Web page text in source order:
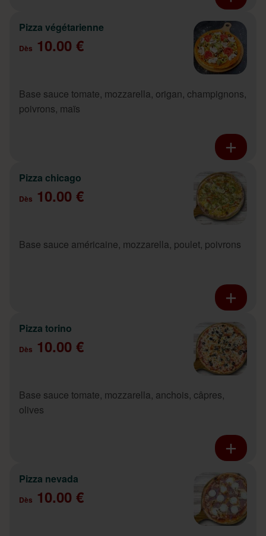
Pizza végétarienne
Dès 10.00 €
Base sauce tomate, mozzarella, origan, champignons,
poivrons, maïs
Pizza chicago
Dès 10.00 €
Base sauce américaine, mozzarella, poulet, poivrons
Pizza torino
Dès 10.00 €
Base sauce tomate, mozzarella, anchois, câpres,
olives
Pizza nevada
Dès 10.00 €